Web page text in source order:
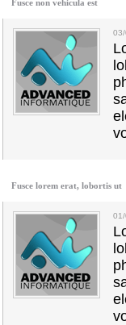
Fusce non vehicula est
Fusce lorem erat, lobortis ut